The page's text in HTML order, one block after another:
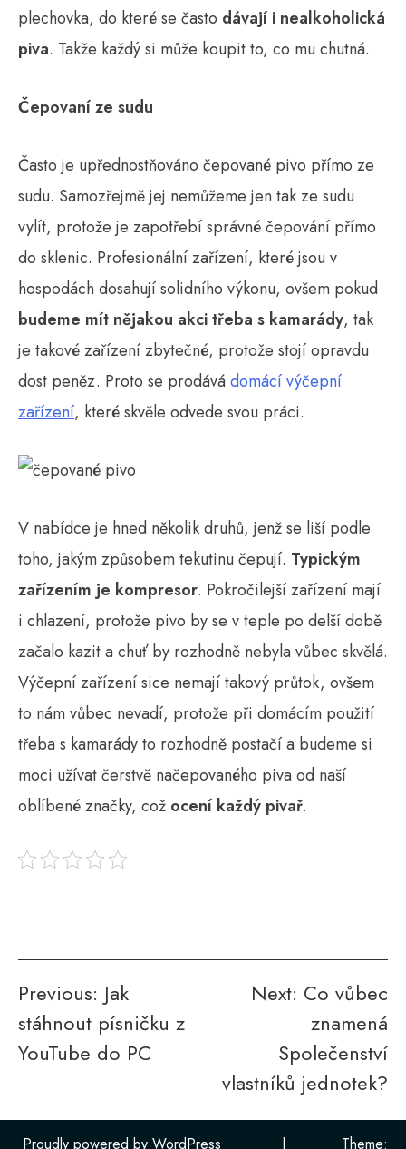
plechovka, do které se často dávají i nealkoholická
piva. Takže každý si může koupit to, co mu chutná.
Čepovaní ze sudu
Často je upřednostňováno čepované pivo přímo ze
sudu. Samozřejmě jej nemůžeme jen tak ze sudu
vylít, protože je zapotřebí správné čepování přímo
do sklenic. Profesionální zařízení, které jsou v
hospodách dosahují solidního výkonu, ovšem pokud
budeme mít nějakou akci třeba s kamarády, tak
je takové zařízení zbytečné, protože stojí opravdu
dost peněz. Proto se prodává domácí výčepní
zařízení, které skvěle odvede svou práci.
V nabídce je hned několik druhů, jenž se liší podle
toho, jakým způsobem tekutinu čepují. Typickým
zařízením je kompresor. Pokročilejší zařízení mají
i chlazení, protože pivo by se v teple po delší době
začalo kazit a chuť by rozhodně nebyla vůbec skvělá.
Výčepní zařízení sice nemají takový průtok, ovšem
to nám vůbec nevadí, protože při domácím použití
třeba s kamarády to rozhodně postačí a budeme si
moci užívat čerstvě načepovaného piva od naší
oblíbené značky, což ocení každý pivař.
Navigace
pro
příspěvek
Previous: Jak
stáhnout písničku z
YouTube do PC
Next: Co vůbec
znamená
Společenství
vlastníků jednotek?
Proudly powered by WordPress | Theme: